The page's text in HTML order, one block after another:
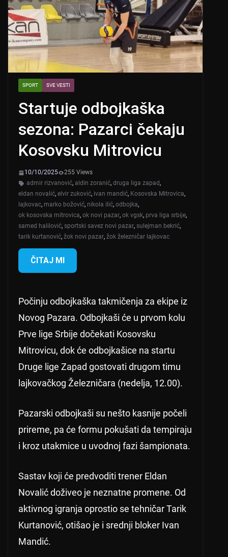
SPORT SVE VESTI
Startuje odbojkaška
sezona: Pazarci čekaju
Kosovsku Mitrovicu
10/10/2025
255 Views
admir rizvanović, aldin zoranić, druga liga zapad,
eldan novalić, elvir zuković, ivan mandić, Kosovska Mitrovica,
lajkovac, marko božović, nikola ilić, odbojka,
ok kosovska mitrovica, ok novi pazar, ok vgsk, prva liga srbije,
samed halilović, sportski savez novi pazar, sulejman bekrić,
tarik kurtanović, žok novi pazar, žok železničar lajkovac
ČITAJ MI
Počinju odbojkaška takmičenja za ekipe iz
Novog Pazara. Odbojkaši će u prvom kolu
Prve lige Srbije dočekati Kosovsku
Mitrovicu, dok će odbojkašice na startu
Druge lige Zapad gostovati drugom timu
lajkovačkog Železničara (nedelja, 12.00).
Pazarski odbojkaši su nešto kasnije počeli
prireme, pa će formu pokušati da tempiraju
i kroz utakmice u uvodnoj fazi šampionata.
Sastav koji će predvoditi trener Eldan
Novalić doživeo je neznatne promene. Od
aktivnog igranja oprostio se tehničar Tarik
Kurtanović, otišao je i srednji bloker Ivan
Mandić.